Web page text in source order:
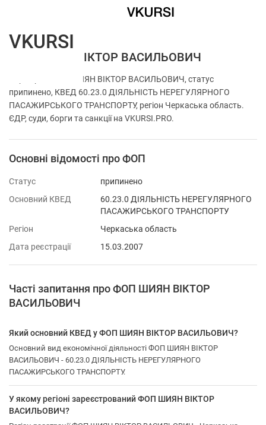
ФОП ШИЯН ВІКТОР ВАСИЛЬОВИЧ
Перевірка ФОП ШИЯН ВІКТОР ВАСИЛЬОВИЧ, статус
припинено, КВЕД 60.23.0 ДІЯЛЬНІСТЬ НЕРЕГУЛЯРНОГО
ПАСАЖИРСЬКОГО ТРАНСПОРТУ, регіон Черкаська область.
ЄДР, суди, борги та санкції на VKURSI.PRO.
Основні відомості про ФОП
Статус
припинено
Основний КВЕД
60.23.0 ДІЯЛЬНІСТЬ НЕРЕГУЛЯРНОГО
ПАСАЖИРСЬКОГО ТРАНСПОРТУ
Регіон
Черкаська область
Дата реєстрації
15.03.2007
Часті запитання про ФОП ШИЯН ВІКТОР
ВАСИЛЬОВИЧ
Який основний КВЕД у ФОП ШИЯН ВІКТОР ВАСИЛЬОВИЧ?
Основний вид економічної діяльності ФОП ШИЯН ВІКТОР
ВАСИЛЬОВИЧ - 60.23.0 ДІЯЛЬНІСТЬ НЕРЕГУЛЯРНОГО
ПАСАЖИРСЬКОГО ТРАНСПОРТУ.
У якому регіоні зареєстрований ФОП ШИЯН ВІКТОР
ВАСИЛЬОВИЧ?
VKURSI